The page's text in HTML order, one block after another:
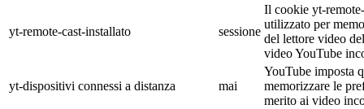
yt-remote-cast-installato sessione
Il cookie yt-
utilizzato per
del lettore video
video YouTube
yt-dispositivi connessi a distanza mai
YouTube imposta
memorizzare le
merito ai video